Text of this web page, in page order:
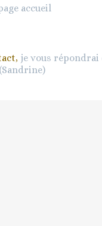
accueil
je vous répondrai